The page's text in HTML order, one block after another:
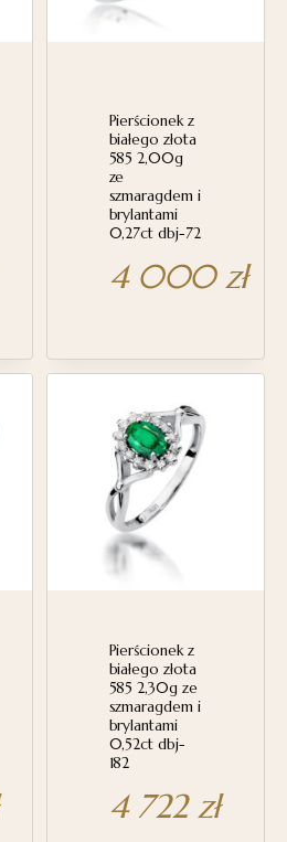
Pierścionek z
białego złota
585 2,00g
ze
szmaragdem i
brylantami
0,27ct dbj-72
4 000zł
Pierścionek z
białego złota
585 2,30g ze
szmaragdem i
brylantami
0,52ct dbj-
182
4 722zł